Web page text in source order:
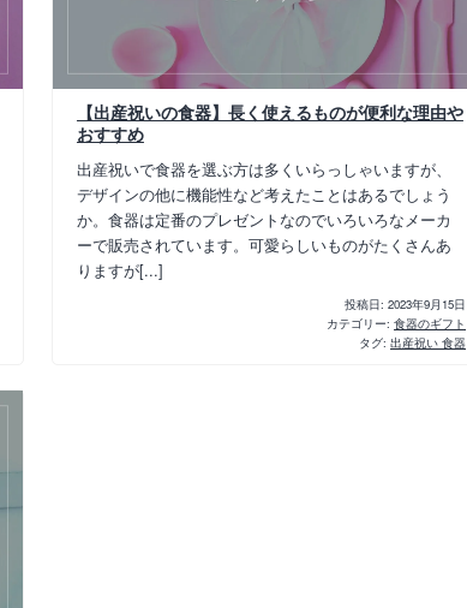
【出産祝いの食器】長く使えるものが便利な理由や
おすすめ
出産祝いで食器を選ぶ方は多くいらっしゃいますが、
デザインの他に機能性など考えたことはあるでしょう
か。食器は定番のプレゼントなのでいろいろなメーカ
ーで販売されています。可愛らしいものがたくさんあ
りますが[...]
投稿日:2023年9月15日
カテゴリー:食器のギフト
タグ:出産祝い 食器